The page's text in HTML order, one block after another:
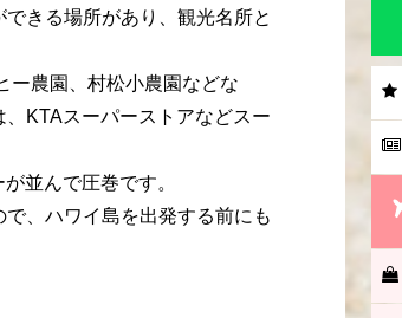
きる場所があり、観光名所と
ー農園、村松小農園などな
KTAスーパーストアなどスー
並んで圧巻です。
、ハワイ島を出発する前にも